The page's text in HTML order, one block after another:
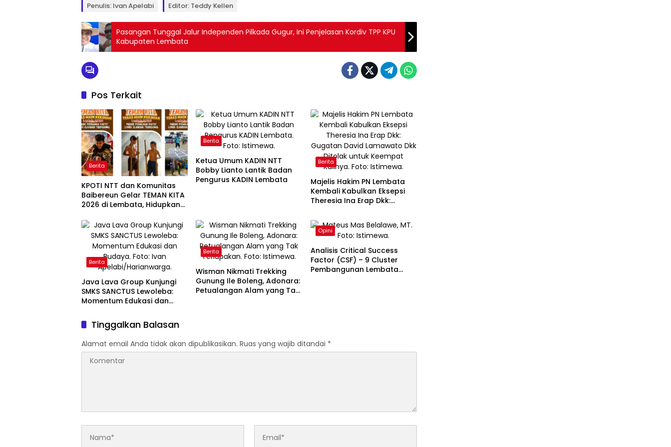
Penulis: Ivan Apelabi Editor: Teddy Kellen
Pasangan Tunggal Jalur Independen Pilkada Gugur, Ini Penjelasan Kordiv TPP KPU
Kabupaten Lembata
Pos Terkait
Berita
KPOTI NTT dan Komunitas
Baibereun Gelar TEMAN KITA
2026 di Lembata, Hidupkan
Tradisional
Berita
Ketua Umum KADIN NTT
Bobby Lianto Lantik Badan
Pengurus KADIN Lembata
Berita
Majelis Hakim PN Lembata
Kembali Kabulkan Eksepsi
Theresia Ina Erap Dkk:
Dkk Ditolak untuk Keempat
Kalinya
Berita
Java Lava Group Kunjungi
SMKS SANCTUS Lewoleba:
Momentum Edukasi dan
Berita
Wisman Nikmati Trekking
Gunung Ile Boleng, Adonara:
Petualangan Alam yang Tak
Opini
Analisis Critical Success
Factor (CSF) – 9 Cluster
Pembangunan Lembata
Tinggalkan Balasan
Alamat email Anda tidak akan dipublikasikan. Ruas yang wajib ditandai *